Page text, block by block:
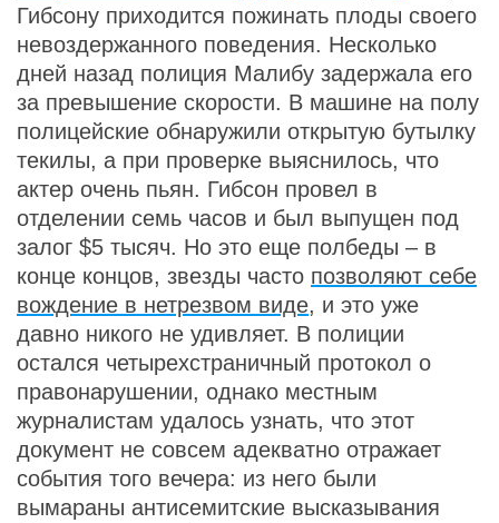
Гибсону приходится пожинать плоды своего
невоздержанного поведения. Несколько
дней назад полиция Малибу задержала его
за превышение скорости. В машине на полу
полицейские обнаружили открытую бутылку
текилы, а при проверке выяснилось, что
актер очень пьян. Гибсон провел в
отделении семь часов и был выпущен под
залог $5 тысяч. Но это еще полбеды – в
конце концов, звезды часто позволяют себе
вождение в нетрезвом виде, и это уже
давно никого не удивляет. В полиции
остался четырехстраничный протокол о
правонарушении, однако местным
журналистам удалось узнать, что этот
документ не совсем адекватно отражает
события того вечера: из него были
вымараны антисемитские высказывания